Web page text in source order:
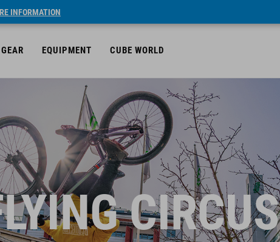
INFORMATION
GEAR EQUIPMENT CUBE WORLD
CIRCUS